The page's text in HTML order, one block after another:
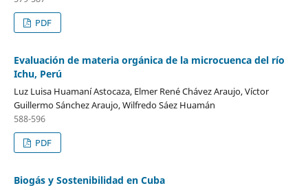
PDF
Evaluación de materia orgánica de la microcuenca del río
Ichu, Perú
Luz Luisa Huamaní Astocaza, Elmer René Chávez Araujo, Víctor
Guillermo Sánchez Araujo, Wilfredo Sáez Huamán
588-596
PDF
Biogás y Sostenibilidad en Cuba